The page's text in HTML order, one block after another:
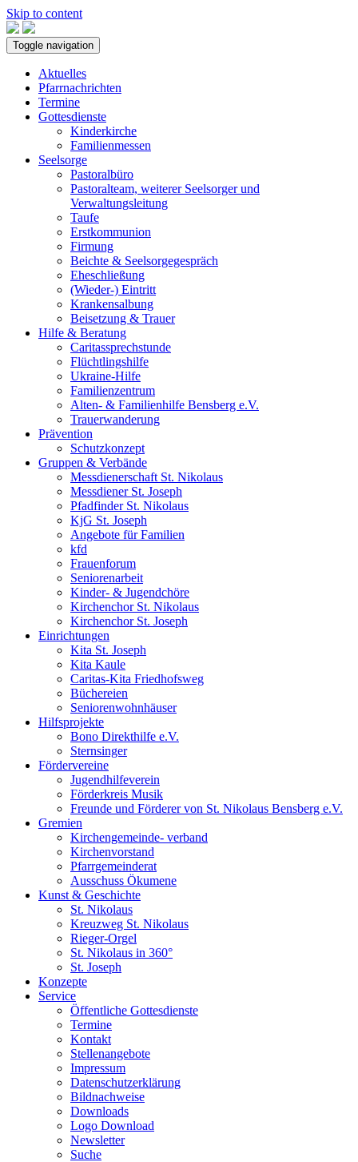
Skip to content
Toggle navigation
Aktuelles
Pfarrnachrichten
Termine
Gottesdienste
Kinderkirche
Familienmessen
Seelsorge
Pastoralbüro
Pastoralteam, weiterer Seelsorger und
Verwaltungsleitung
Taufe
Erstkommunion
Firmung
Beichte & Seelsorgegespräch
Eheschließung
(Wieder-) Eintritt
Krankensalbung
Beisetzung & Trauer
Hilfe & Beratung
Caritassprechstunde
Flüchtlingshilfe
Ukraine-Hilfe
Familienzentrum
Alten- & Familienhilfe Bensberg e.V.
Trauerwanderung
Prävention
Schutzkonzept
Gruppen & Verbände
Messdienerschaft St. Nikolaus
Messdiener St. Joseph
Pfadfinder St. Nikolaus
KjG St. Joseph
Angebote für Familien
kfd
Frauenforum
Seniorenarbeit
Kinder- & Jugendchöre
Kirchenchor St. Nikolaus
Kirchenchor St. Joseph
Einrichtungen
Kita St. Joseph
Kita Kaule
Caritas-Kita Friedhofsweg
Büchereien
Seniorenwohnhäuser
Hilfsprojekte
Bono Direkthilfe e.V.
Sternsinger
Fördervereine
Jugendhilfeverein
Förderkreis Musik
Freunde und Förderer von St. Nikolaus Bensberg e.V.
Gremien
Kirchengemeinde- verband
Kirchenvorstand
Pfarrgemeinderat
Ausschuss Ökumene
Kunst & Geschichte
St. Nikolaus
Kreuzweg St. Nikolaus
Rieger-Orgel
St. Nikolaus in 360°
St. Joseph
Konzepte
Service
Öffentliche Gottesdienste
Termine
Kontakt
Stellenangebote
Impressum
Datenschutzerklärung
Bildnachweise
Downloads
Logo Download
Newsletter
Suche